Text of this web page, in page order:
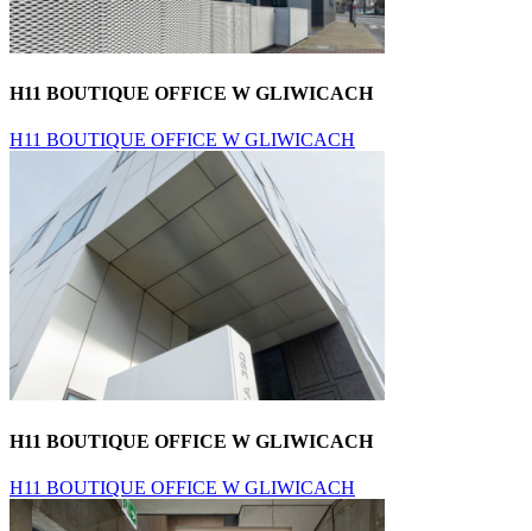
H11 BOUTIQUE OFFICE W GLIWICACH
H11 BOUTIQUE OFFICE W GLIWICACH
H11 BOUTIQUE OFFICE W GLIWICACH
H11 BOUTIQUE OFFICE W GLIWICACH